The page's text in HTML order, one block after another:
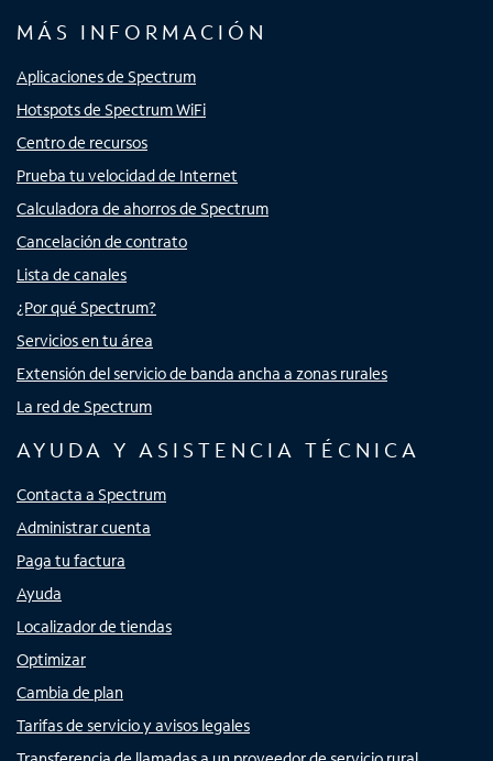
MÁS INFORMACIÓN
Aplicaciones de Spectrum
Hotspots de Spectrum WiFi
Centro de recursos
Prueba tu velocidad de Internet
Calculadora de ahorros de Spectrum
Cancelación de contrato
Lista de canales
¿Por qué Spectrum?
Servicios en tu área
Extensión del servicio de banda ancha a zonas rurales
La red de Spectrum
AYUDA Y ASISTENCIA TÉCNICA
Contacta a Spectrum
Administrar cuenta
Paga tu factura
Ayuda
Localizador de tiendas
Optimizar
Cambia de plan
Tarifas de servicio y avisos legales